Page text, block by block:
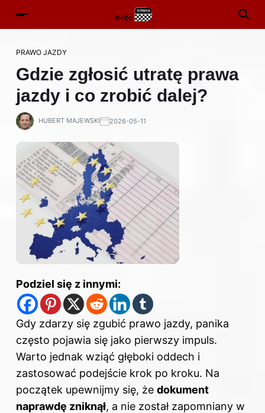
PRAWO JAZDY
Gdzie zgłosić utratę prawa
jazdy i co zrobić dalej?
HUBERT MAJEWSKI 2026-05-11
Podziel się z innymi:
Gdy zdarzy się zgubić prawo jazdy, panika
często pojawia się jako pierwszy impuls.
Warto jednak wziąć głęboki oddech i
zastosować podejście krok po kroku. Na
początek upewnijmy się, że dokument
naprawdę zniknął, a nie został zapomniany w